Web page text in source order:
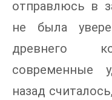
отправлюсь в
не была
древнего
современные
назад